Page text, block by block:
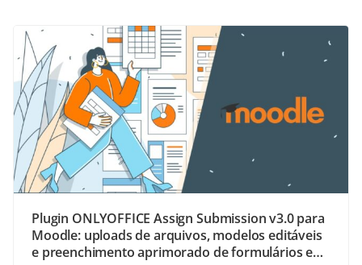
Plugin ONLYOFFICE Assign Submission v3.0 para
Moodle: uploads de arquivos, modelos editáveis
e preenchimento aprimorado de formulários em